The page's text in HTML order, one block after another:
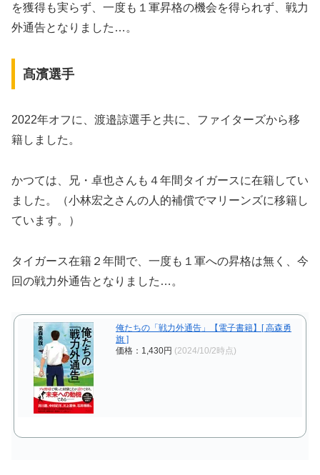
を獲得も実らず、一度も１軍昇格の機会を得られず、戦力
外通告となりました…。
髙濱選手
2022年オフに、渡邉諒選手と共に、ファイターズから移
籍しました。
かつては、兄・卓也さんも４年間タイガースに在籍してい
ました。（小林宏之さんの人的補償でマリーンズに移籍し
ています。）
タイガース在籍２年間で、一度も１軍への昇格は無く、今
回の戦力外通告となりました…。
俺たちの「戦力外通告」【電子書籍】[ 高森勇
旗 ]
価格：1,430円 (2024/10/2時点)